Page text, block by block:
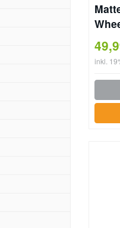
inkl.